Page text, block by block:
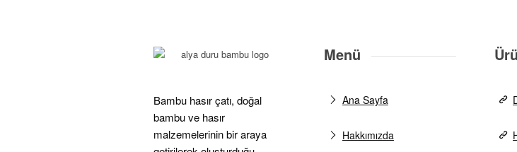
Bambu hasır çatı, doğal
bambu ve hasır
malzemelerinin bir araya
Menü
Ana Sayfa
Hakkımızda